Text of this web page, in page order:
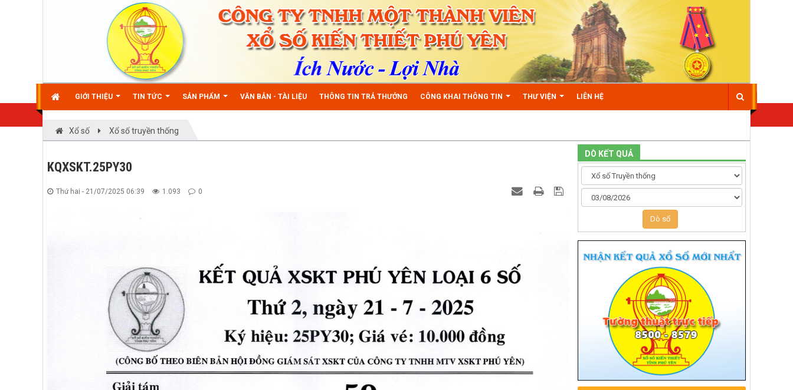
GIỚI THIỆU TIN TỨC SẢN PHẨM VĂN BẢN - TÀI LIỆU THÔNG TIN TRẢ THƯỞNG CÔNG KHAI THÔNG TIN THƯ VIỆN LIÊN HỆ
Xổ số Xổ số truyền thống
KQXSKT.25PY30
Thứ hai - 21/07/2025 06:39 1.093 0
DÒ KẾT QUẢ
Dò số